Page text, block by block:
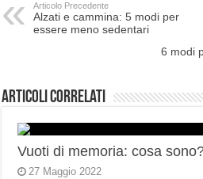
Articolo Precedente
Alzati e cammina: 5 modi per
essere meno sedentari
6 modi
Articoli correlati
Vuoti di memoria: cosa
27 Maggio 2022